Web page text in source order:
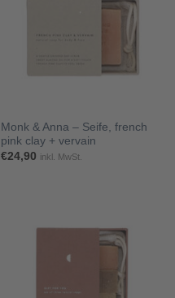
Monk & Anna – Seife, french
pink clay + vervain
€24,90 inkl. MwSt.